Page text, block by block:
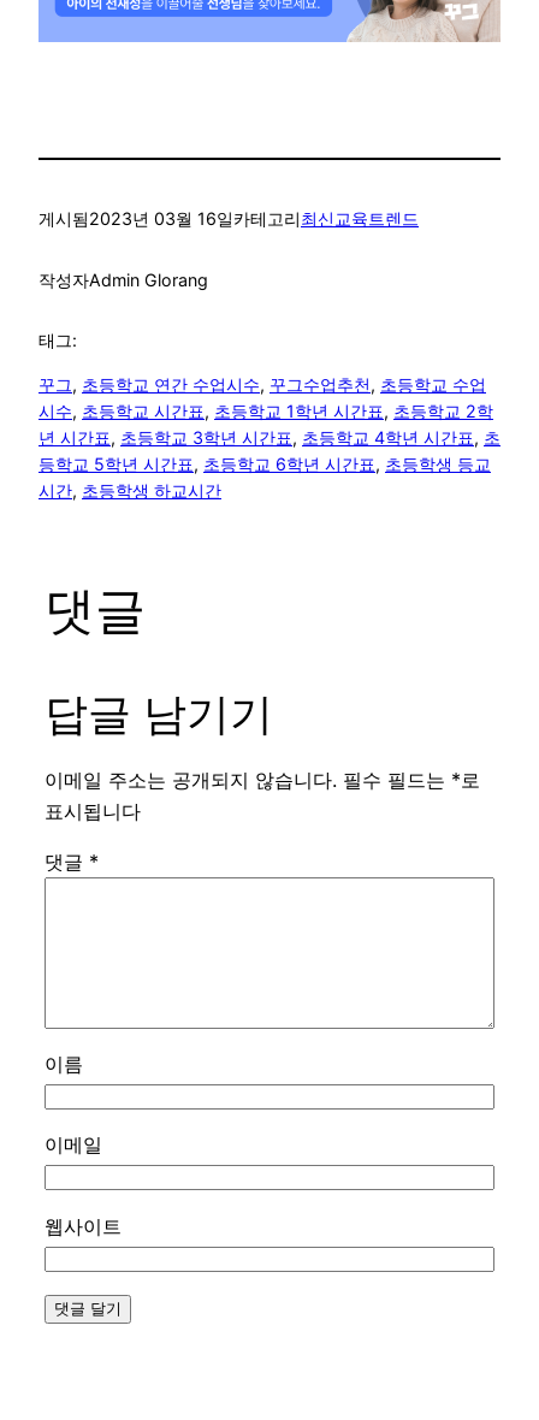
게시됨2023년 03월 16일카테고리최신교육트렌드
작성자Admin Glorang
태그:
꾸그, 초등학교 연간 수업시수, 꾸그수업추천, 초등학교 수업
시수, 초등학교 시간표, 초등학교 1학년 시간표, 초등학교 2학
년 시간표, 초등학교 3학년 시간표, 초등학교 4학년 시간표, 초
등학교 5학년 시간표, 초등학교 6학년 시간표, 초등학생 등교
시간, 초등학생 하교시간
댓글
답글 남기기
이메일 주소는 공개되지 않습니다. 필수 필드는 *로
표시됩니다
댓글 *
이름
이메일
웹사이트